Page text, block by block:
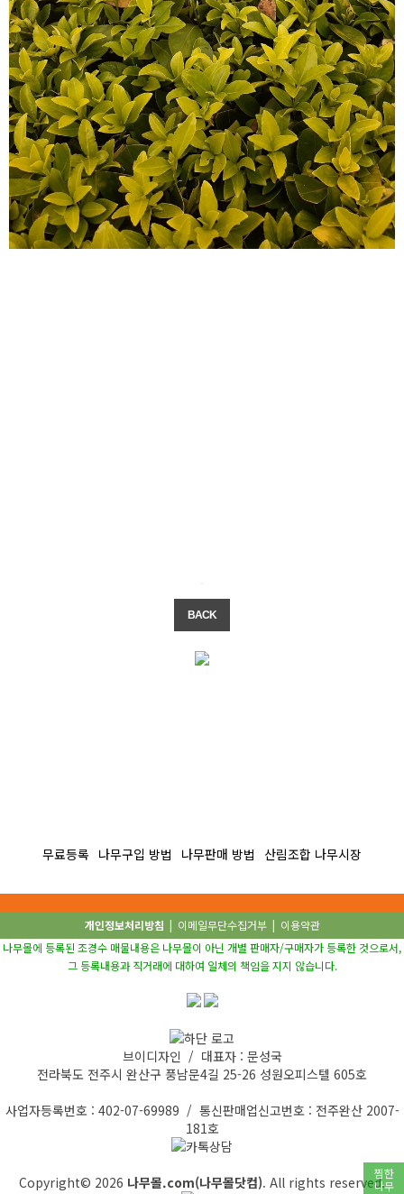
무료등록 나무구입 방법 나무판매 방법 산림조합 나무시장
개인정보처리방침 | 이메일무단수집거부| 이용약관
나무몰에 등록된 조경수 매물내용은 나무몰이 아닌 개별 판매자/구매자가 등록한 것으로서,
그 등록내용과 직거래에 대하여 일체의 책임을 지지 않습니다.
브이디자인 / 대표자 : 문성국
전라북도 전주시 완산구 풍남문4길 25-26 성원오피스텔 605호
사업자등록번호 : 402-07-69989 / 통신판매업신고번호 : 전주완산 2007-
181호
Copyright© 2026 나무몰.com(나무몰닷컴). All rights reserved.
찜한
나무